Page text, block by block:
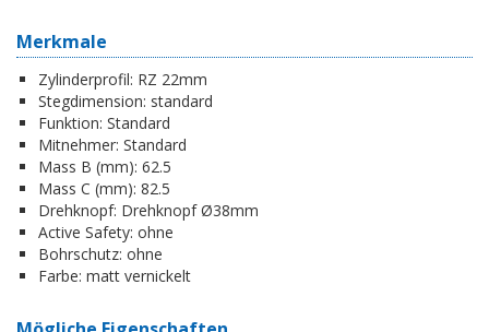
Merkmale
Zylinderprofil: RZ 22mm
Stegdimension: standard
Funktion: Standard
Mitnehmer: Standard
Mass B (mm): 62.5
Mass C (mm): 82.5
Drehknopf: Drehknopf Ø38mm
Active Safety: ohne
Bohrschutz: ohne
Farbe: matt vernickelt